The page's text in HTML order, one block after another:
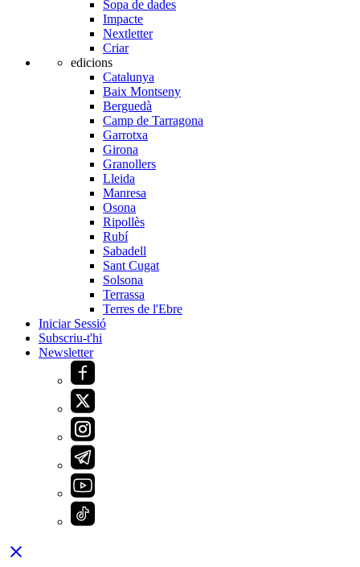
Sopa de dades
Impacte
Nextletter
Criar
edicions
Catalunya
Baix Montseny
Berguedà
Camp de Tarragona
Garrotxa
Girona
Granollers
Lleida
Manresa
Osona
Ripollès
Rubí
Sabadell
Sant Cugat
Solsona
Terrassa
Terres de l'Ebre
Iniciar Sessió
Subscriu-t'hi
Newsletter
close